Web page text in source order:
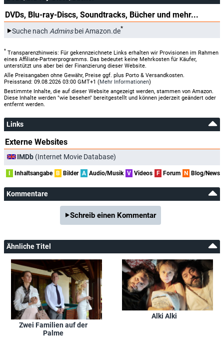
DVDs, Blu-ray-Discs, Soundtracks, Bücher und mehr...
Suche nach Adminsbei Amazon.de*
* Transparenzhinweis: Für gekennzeichnete Links erhalten wir Provisionen im Rahmen
eines Affiliate-Partnerprogramms. Das bedeutet keine Mehrkosten für Käufer,
unterstützt uns aber bei der Finanzierung dieser Website.
Alle Preisangaben ohne Gewähr, Preise ggf. plus Porto & Versandkosten.
Preisstand: 09.08.2026 03:00 GMT+1 (Mehr Informationen)
Bestimmte Inhalte, die auf dieser Website angezeigt werden, stammen von Amazon.
Diese Inhalte werden "wie besehen" bereitgestellt und können jederzeit geändert oder
entfernt werden.
Links
Externe Websites
IMDb (Internet Movie Database)
I Inhaltsangabe B Bilder A Audio/Musik V Videos F Forum N Blog/News
Kommentare
Schreib einen Kommentar
Ähnliche Titel
Zwei Familien auf der
Palme
Alki Alki